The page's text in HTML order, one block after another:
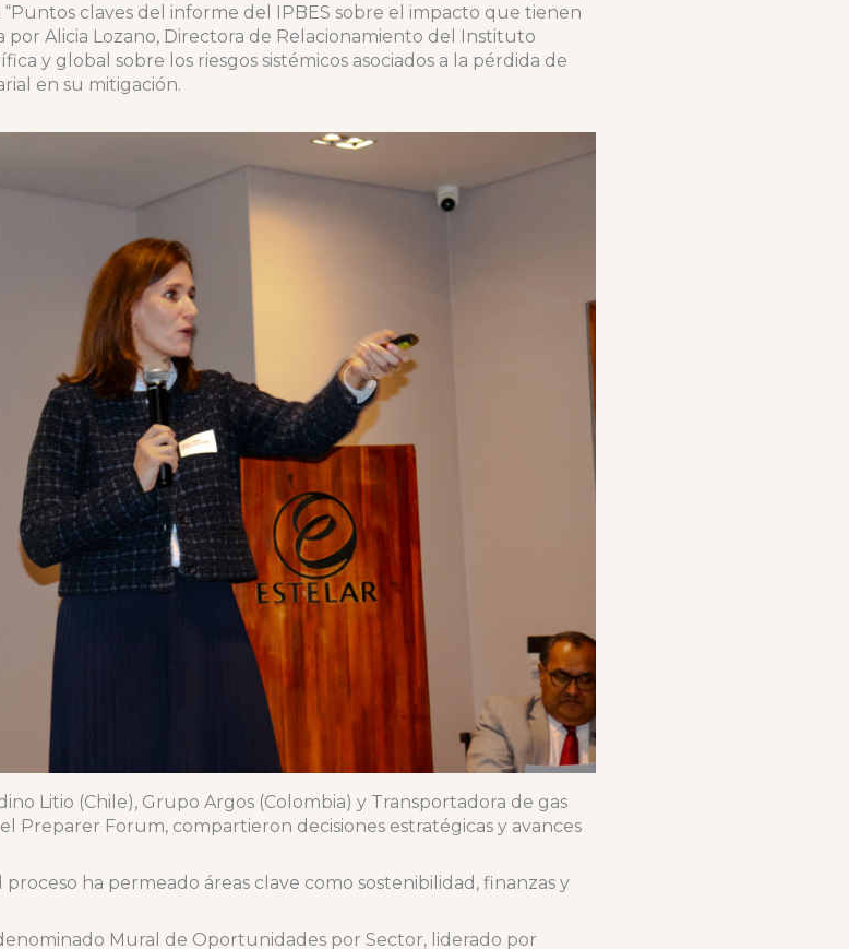
claves del informe del IPBES sobre el impacto que tienen
por Alicia Lozano, Directora de Relacionamiento del Instituto
y global sobre los riesgos sistémicos asociados a la pérdida de
en su mitigación.
Litio (Chile), Grupo Argos (Colombia) y Transportadora de gas
Preparer Forum, compartieron decisiones estratégicas y avances
ha permeado áreas clave como sostenibilidad, finanzas y
Mural de Oportunidades por Sector, liderado por